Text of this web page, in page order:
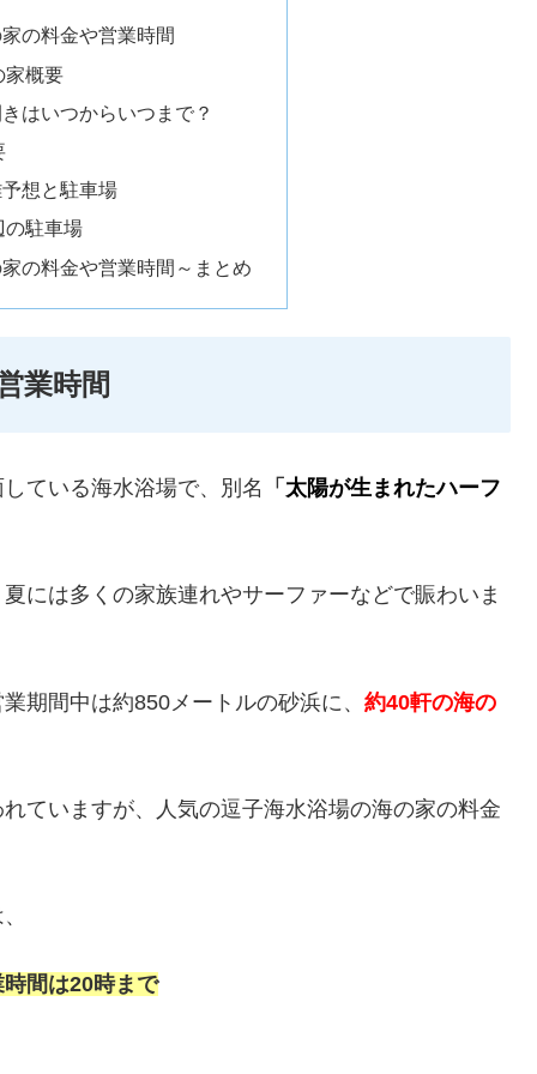
の料金や営業時間
家概要
はいつからいつまで？
想と駐車場
の駐車場
の料金や営業時間～まとめ
業時間
ている海水浴場で、別名 「 太陽が生まれたハーフ
には多くの家族連れやサーファーなどで賑わいま
期間中は約850メートルの砂浜に、 約40軒の海の
ていますが、人気の逗子海水浴場の海の家の料金
間は20時まで